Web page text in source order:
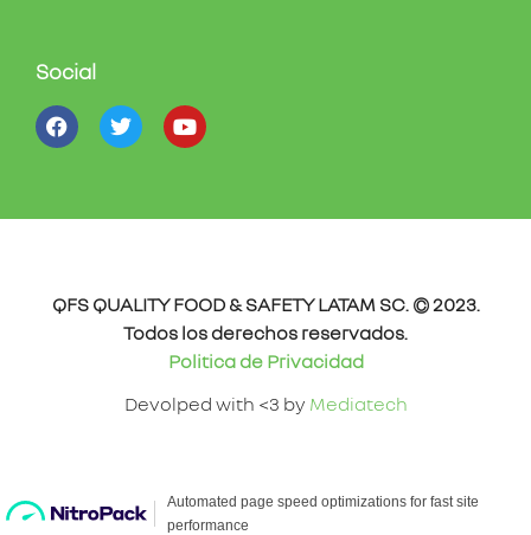
Social
QFS QUALITY FOOD & SAFETY LATAM SC. © 2023.
Todos los derechos reservados.
Politica de Privacidad
Devolped with <3 by Mediatech